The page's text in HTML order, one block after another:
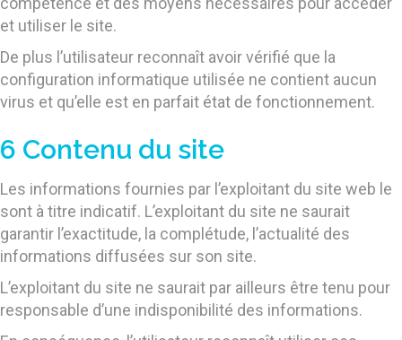
et utiliser le site.
De plus l’utilisateur reconnaît avoir vérifié que la
configuration informatique utilisée ne contient aucun
virus et qu’elle est en parfait état de fonctionnement.
6 Contenu du site
Les informations fournies par l’exploitant du site web le
sont à titre indicatif. L’exploitant du site ne saurait
garantir l’exactitude, la complétude, l’actualité des
informations diffusées sur son site.
L’exploitant du site ne saurait par ailleurs être tenu pour
responsable d’une indisponibilité des informations.